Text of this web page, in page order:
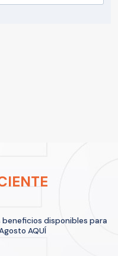
beneficios disponibles para
AQUÍ